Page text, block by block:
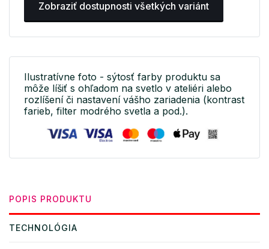
Zobraziť dostupnosti všetkých variánt
Ilustratívne foto - sýtosť farby produktu sa
môže líšiť s ohľadom na svetlo v ateliéri alebo
rozlíšení či nastavení vášho zariadenia (kontrast
farieb, filter modrého svetla a pod.).
POPIS PRODUKTU
TECHNOLÓGIA